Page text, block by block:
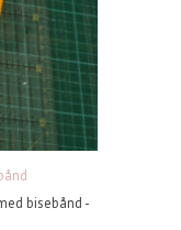
bisebånd -